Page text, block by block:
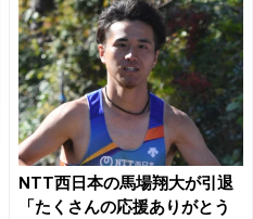
NTT西日本の馬場翔大が引退
「たくさんの応援ありがとう